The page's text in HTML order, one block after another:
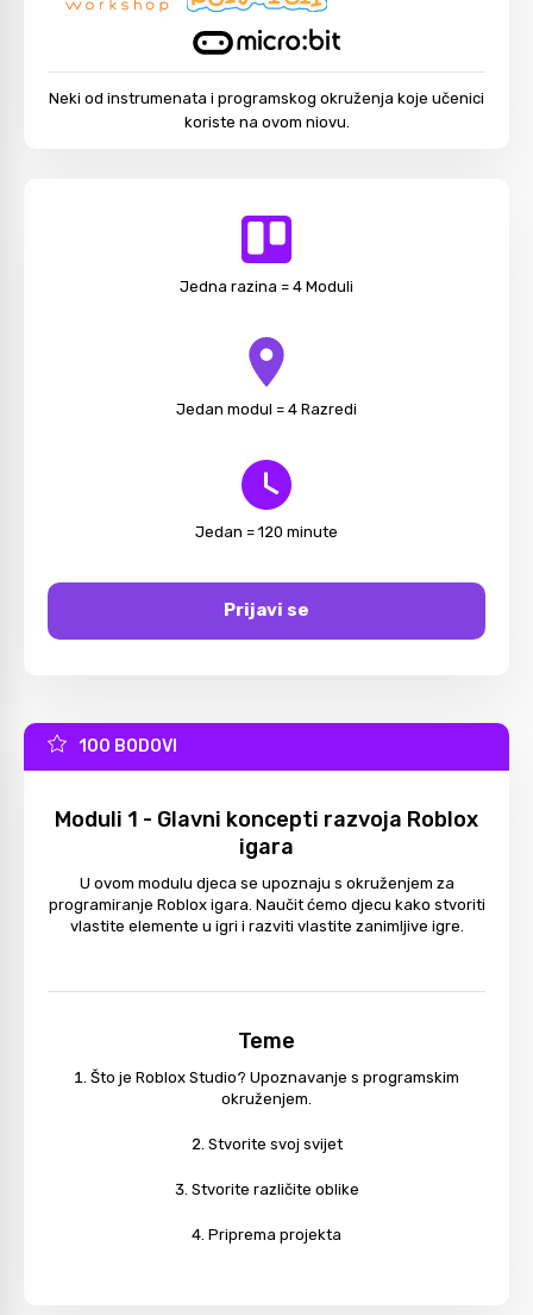
Neki od instrumenata i programskog okruženja koje učenici
koriste na ovom niovu.
Jedna razina = 4 Moduli
Jedan modul = 4 Razredi
Jedan = 120 minute
Prijavi se
100 BODOVI
Moduli 1 - Glavni koncepti razvoja Roblox
igara
U ovom modulu djeca se upoznaju s okruženjem za
programiranje Roblox igara. Naučit ćemo djecu kako stvoriti
vlastite elemente u igri i razviti vlastite zanimljive igre.
Teme
Što je Roblox Studio? Upoznavanje s programskim
okruženjem.
Stvorite svoj svijet
Stvorite različite oblike
Priprema projekta